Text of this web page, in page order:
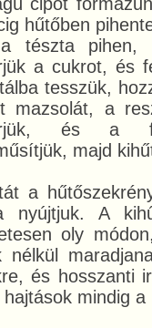
hűtőben
tészta
a cukrot, és
tesszük,
mazsolát, a
és a
majd
a
nyújtjuk. A
oly
nélkül
és hosszanti
hajtások mindig